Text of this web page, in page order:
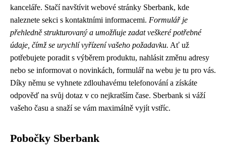
kanceláře. Stačí navštívit webové stránky Sberbank, kde
naleznete sekci s kontaktními informacemi. Formulář je
přehledně strukturovaný a umožňuje zadat veškeré potřebné
údaje, čímž se urychlí vyřízení vašeho požadavku. Ať už
potřebujete poradit s výběrem produktu, nahlásit změnu adresy
nebo se informovat o novinkách, formulář na webu je tu pro vás.
Díky němu se vyhnete zdlouhavému telefonování a získáte
odpověď na svůj dotaz v co nejkratším čase. Sberbank si váží
vašeho času a snaží se vám maximálně vyjít vstříc.
Pobočky Sberbank